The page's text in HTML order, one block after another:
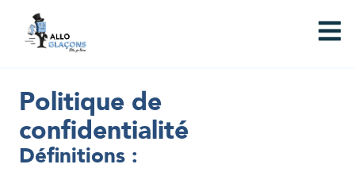
Politique de
confidentialité
Définitions :